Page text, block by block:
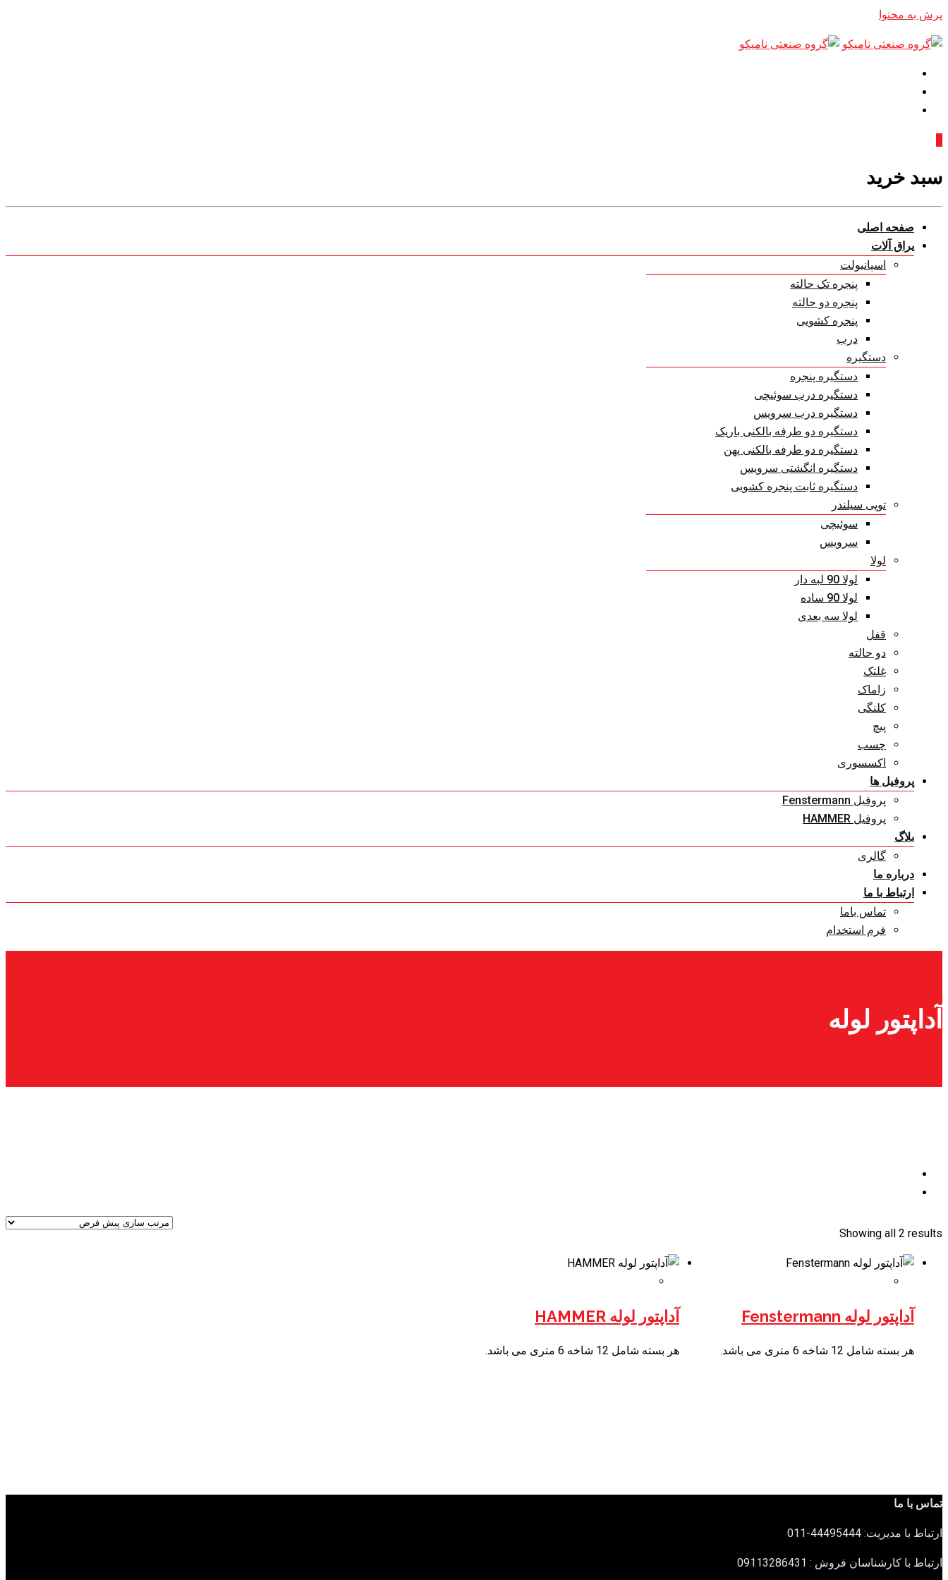
پرش به محتوا
سبد خرید
صفحه اصلی
یراق آلات
اسپانیولت
پنجره تک حالته
پنجره دو حالته
پنجره کشویی
درب
دستگیره
دستگیره پنجره
دستگیره درب سوئیچی
دستگیره درب سرویس
دستگیره دو طرفه بالکنی باریک
دستگیره دو طرفه بالکنی پهن
دستگیره انگشتی سرویس
دستگیره ثابت پنجره کشویی
توپی سیلندر
سوئیچی
سرویس
لولا
لولا 90 لبه دار
لولا 90 ساده
لولا سه بعدی
قفل
دو حالته
غلتک
زاماک
کلنگی
پیچ
چسب
اکسسوری
پروفیل ها
پروفیل Fenstermann
پروفیل HAMMER
بلاگ
گالری
درباره ما
ارتباط با ما
تماس باما
فرم استخدام
آداپتور لوله
Showing all 2 results
آداپتور لوله Fenstermann
هر بسته شامل 12 شاخه 6 متری می باشد.
آداپتور لوله HAMMER
هر بسته شامل 12 شاخه 6 متری می باشد.
تماس با ما
ارتباط با مدیریت: 44495444-011
ارتباط با کارشناسان فروش : 09113286431